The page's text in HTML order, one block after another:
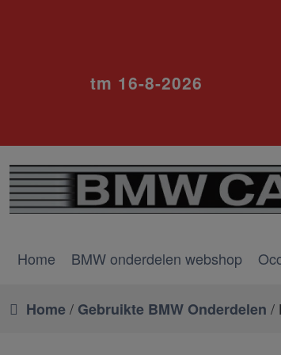
ivm
tm 16-8-2026
Home BMW onderdelen webshop
Home/ Gebruikte BMW Onderdelen /